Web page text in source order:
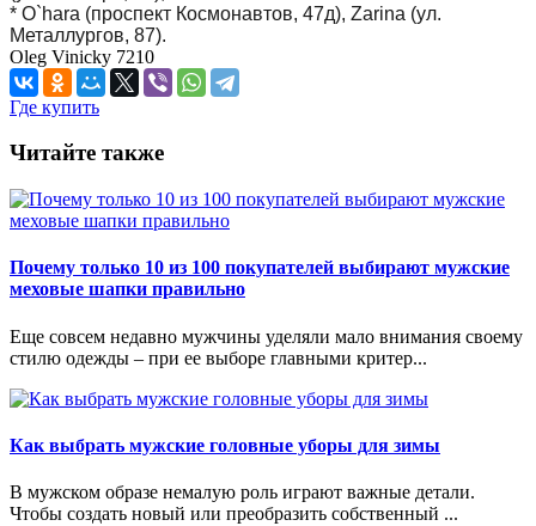
* O`hara (проспект Космонавтов, 47д), Zarina (ул.
Металлургов, 87).
Oleg Vinicky 7210
Где купить
Читайте также
Почему только 10 из 100 покупателей выбирают мужские
меховые шапки правильно
Еще совсем недавно мужчины уделяли мало внимания своему
стилю одежды – при ее выборе главными критер...
Как выбрать мужские головные уборы для зимы
В мужском образе немалую роль играют важные детали.
Чтобы создать новый или преобразить собственный ...